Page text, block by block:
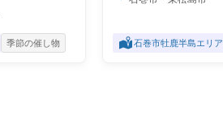
季節の催し物 石巻市牡鹿半島エリア